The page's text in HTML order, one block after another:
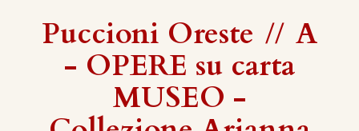
Puccioni Oreste // A
- OPERE su carta
MUSEO -